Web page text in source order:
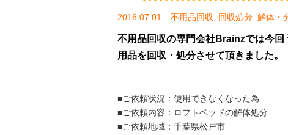
2016.07.01 不用品回収 回収処分 解体・
不用品回収の専門会社Brainzでは今
用品を回収・処分させて頂きました。
■ご依頼状況：使用できなくなった為
■ご依頼内容：ロフトベッドの解体処分
■ご依頼地域：千葉県松戸市